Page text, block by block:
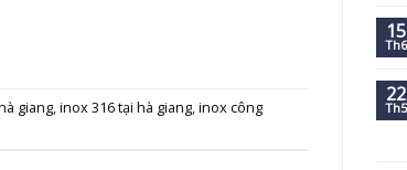
giang,inox 316 tại hà giang,inox công
15
Th6
22
Th5